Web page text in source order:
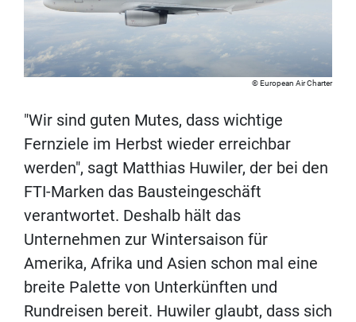
European Air Charter
"Wir sind guten Mutes, dass wichtige
Fernziele im Herbst wieder erreichbar
werden", sagt Matthias Huwiler, der bei den
FTI-Marken das Bausteingeschäft
verantwortet. Deshalb hält das
Unternehmen zur Wintersaison für
Amerika, Afrika und Asien schon mal eine
breite Palette von Unterkünften und
Rundreisen bereit. Huwiler glaubt, dass sich